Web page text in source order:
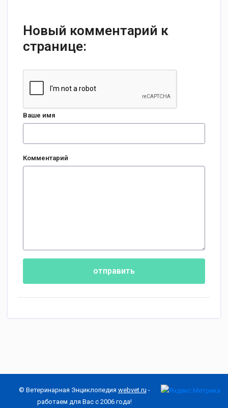
Новый комментарий к
странице:
Ваше имя
Комментарий
отправить
© Ветеринарная Энциклопедия webvet.ru -
работаем для Вас с 2006 года!